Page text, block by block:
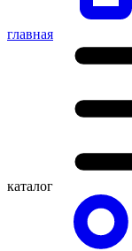
главная
каталог